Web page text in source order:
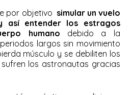
por objetivo simular un vuelo
así entender los estragos
humano debido a la
largos sin movimiento
músculo y se debiliten los
los astronautas gracias